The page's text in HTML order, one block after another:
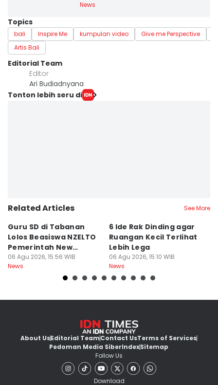
News
Topics
bali Inspire Me kumpulan video Give me Perspective
Artis Bali
Editorial Team
Editor
Ari Budiadnyana
Tonton lebih seru di
Related Articles See More
Guru SD di Tabanan
Lolos Beasiswa NZELTO
Pemerintah New
Zealand
06 Agu 2026, 15:56 WIB
News
6 Ide Rak Dinding agar
Ruangan Kecil Terlihat
Lebih Lega
06 Agu 2026, 15:10 WIB
News
About UsEditorial TeamContact UsTerms of Services
Pedoman Media SiberIndexSitemap
Follow Us
Download